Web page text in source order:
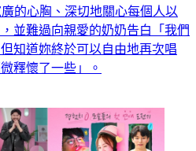
應，而他弟弟道格的女兒辛妮則
的心胸、深切地關心每個人以
並難過向親愛的奶奶告白「我們
知道妳終於可以自由地再次唱